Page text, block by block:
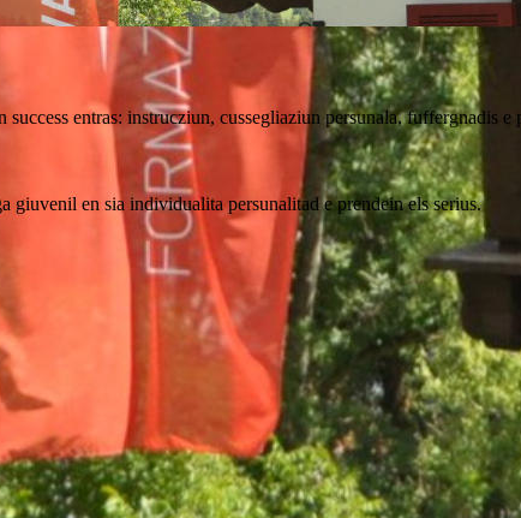
entras: instrucziun, cussegliaziun persunala, fuffergnadis e
giuvenil en sia individualita persunalitad e prendein els serius.